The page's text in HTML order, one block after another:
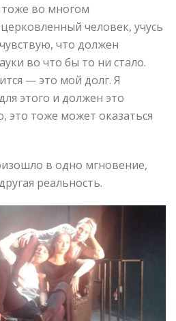
тоже во многом
человек, учусь
что должен
во что бы то ни стало.
— это мой долг. Я
этого и должен это
это тоже может оказаться
в одно мгновение,
реальность.